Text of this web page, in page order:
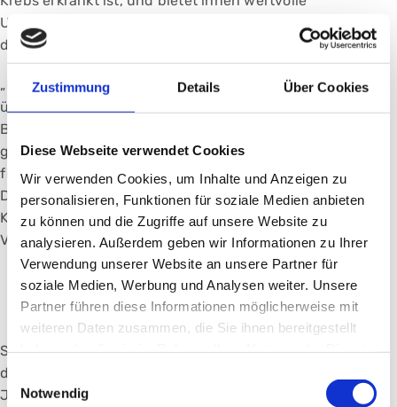
Zustimmung Details Über Cookies
Diese Webseite verwendet Cookies
Wir verwenden Cookies, um Inhalte und Anzeigen zu
personalisieren, Funktionen für soziale Medien anbieten
zu können und die Zugriffe auf unsere Website zu
analysieren. Außerdem geben wir Informationen zu Ihrer
Verwendung unserer Website an unsere Partner für
soziale Medien, Werbung und Analysen weiter. Unsere
Partner führen diese Informationen möglicherweise mit
weiteren Daten zusammen, die Sie ihnen bereitgestellt
Einwilligungsauswahl
Notwendig
Unterstützung, die gerade in solch schwierigen Zeiten
dringend benötigt wird.
„Ich bin sehr dankbar für diese völlig überraschende und
überaus großzügige Zuwendung, denn unser
Beratungsangebot für Familien wird gebraucht und sehr
gut angenommen, ist aber nur über Spenden
finanzierbar“ erläutert Univ.-Prof. Dr. Stefan Knop,
Direktor der Klinik für Onkologie und Hämatologie am
Klinikum Nürnberg und stellvertretender
Vereinsvorsitzender.
Gesamt-Spendenbilanz: neun
Millionen Euro
Steuerberater Gerhard Weichselbaum engagiert sich für
den Verein Hilfe für Krebskranke bereits seit vielen
Jahren. „Es ist mir ein persönliches Anliegen, die Arbeit